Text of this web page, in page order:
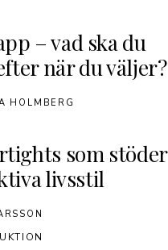
– vad ska du
när du väljer?
HOLMBERG
som stöder
livsstil